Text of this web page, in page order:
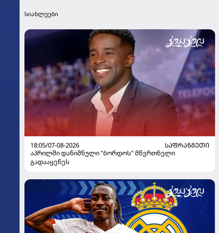
სიახლეები
18:05/07-08-2026
ᲡᲐᲤᲠᲐᲜᲒᲔᲗᲘ
აპრილში დანიშნული "ბორდოს" მწვრთნელი
გადააყენეს